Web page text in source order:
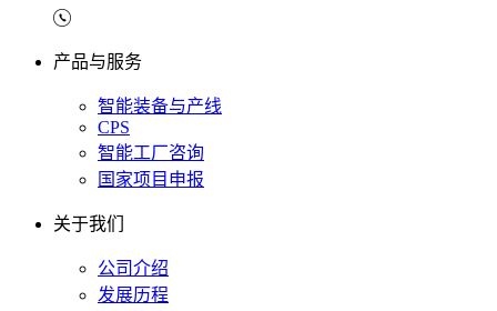
产品与服务
智能装备与产线
CPS
智能工厂咨询
国家项目申报
关于我们
公司介绍
发展历程